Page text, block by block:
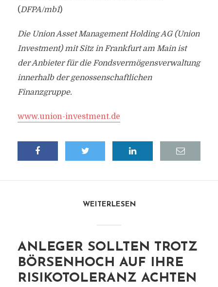
(DFPA/mb1)
Die Union Asset Management Holding AG (Union
Investment) mit Sitz in Frankfurt am Main ist
der Anbieter für die Fondsvermögensverwaltung
innerhalb der genossenschaftlichen
Finanzgruppe.
www.union-investment.de
WEITERLESEN
ANLEGER SOLLTEN TROTZ
BÖRSENHOCH AUF IHRE
RISIKOTOLERANZ ACHTEN